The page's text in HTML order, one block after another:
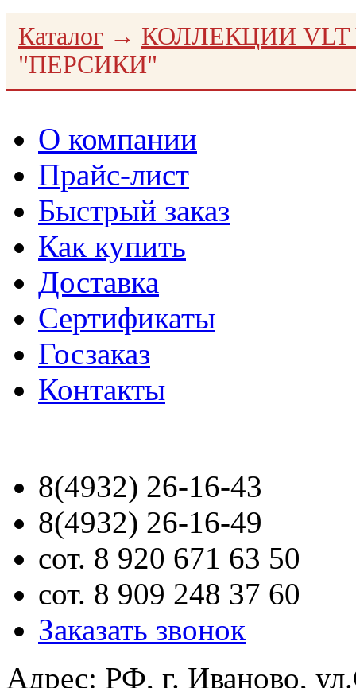
Каталог → КОЛЛЕКЦИИ VLT
"ПЕРСИКИ"
О компании
Прайс-лист
Быстрый заказ
Как купить
Доставка
Сертификаты
Госзаказ
Контакты
8(4932) 26-16-43
8(4932) 26-16-49
сот. 8 920 671 63 50
сот. 8 909 248 37 60
Заказать звонок
Адрес: РФ, г. Иваново,